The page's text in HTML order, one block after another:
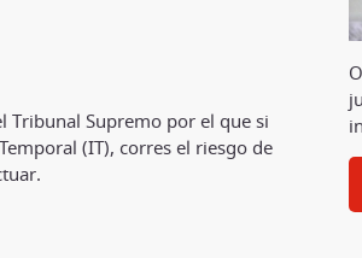
Tribunal Supremo por el que si
(IT), corres el riesgo de